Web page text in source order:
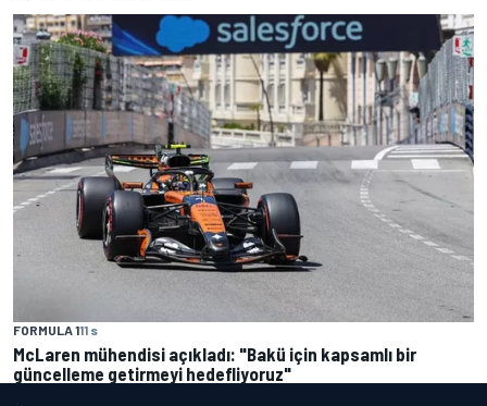
FORMULA 111 s
McLaren mühendisi açıkladı: "Bakü için kapsamlı bir
güncelleme getirmeyi hedefliyoruz"